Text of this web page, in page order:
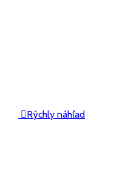
Rýchly náhľad